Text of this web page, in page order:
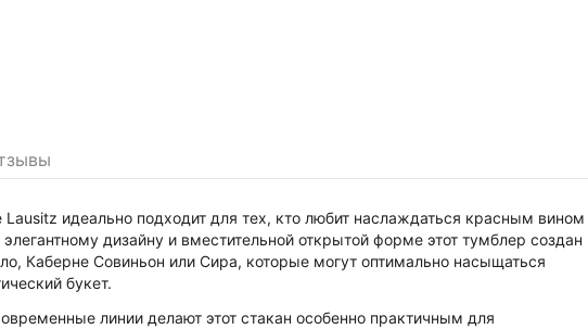
идеально подходит для тех, кто любит наслаждаться красным вином
дизайну и вместительной открытой форме этот тумблер создан
Каберне Совиньон или Сира, которые могут оптимально насыщаться
букет.
линии делают этот стакан особенно практичным для